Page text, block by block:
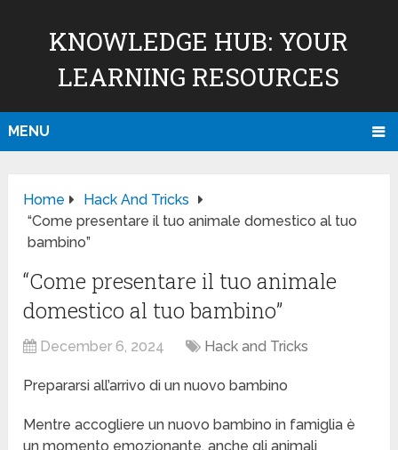
KNOWLEDGE HUB: YOUR
LEARNING RESOURCES
MENU
Home
Hack And Tricks
“Come presentare il tuo animale domestico al tuo
bambino”
“Come presentare il tuo animale
domestico al tuo bambino”
December 6, 2024 Hack and Tricks
Prepararsi all’arrivo di un nuovo bambino
Mentre accogliere un nuovo bambino in famiglia è
un momento emozionante, anche gli animali